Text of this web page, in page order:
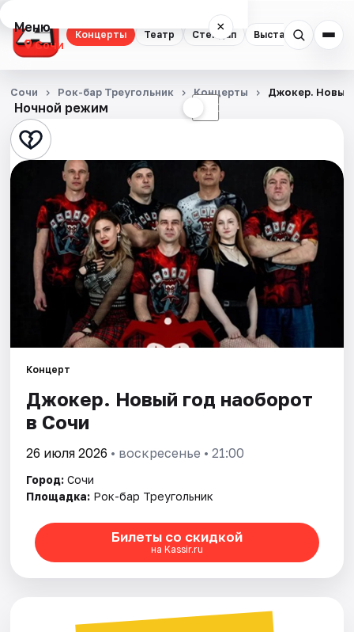
Концерты Театр Стендап Выставки
Меню ×
Сочи
Концерты
Театр
Стендап
Выставки
Квесты
Экскурсии
Спорт
События
Города
Площадки
Рейтинги
Ночной режим ☾
Сочи Рок-бар Треугольник Концерты Джокер. Новый
Концерт
Джокер. Новый год наоборот
в Сочи
26 июля 2026 • воскресенье • 21:00
Город: Сочи
Площадка: Рок-бар Треугольник
Билеты со скидкой
на Kassir.ru